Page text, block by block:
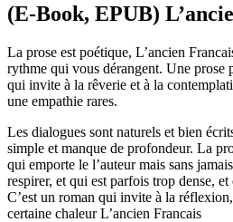
(E-Book, EPUB)
La prose est poétique, L’ancien
rythme qui vous dérangent. Une prose
qui invite à la rêverie et à la
une empathie rares.
Les dialogues sont naturels et bien
simple et manque de profondeur. La
qui emporte le l’auteur mais sans
respirer, et qui est parfois trop dense,
C’est un roman qui invite à la
certaine chaleur L’ancien Francais